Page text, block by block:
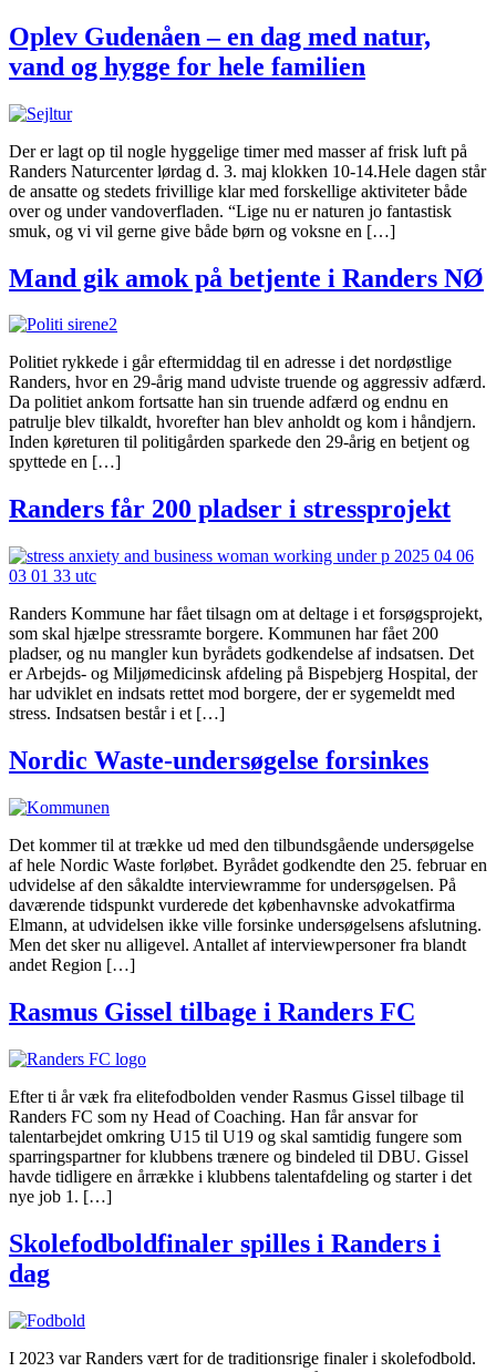
Oplev Gudenåen – en dag med natur,
vand og hygge for hele familien
Der er lagt op til nogle hyggelige timer med masser af frisk luft på
Randers Naturcenter lørdag d. 3. maj klokken 10-14.Hele dagen står
de ansatte og stedets frivillige klar med forskellige aktiviteter både
over og under vandoverfladen. “Lige nu er naturen jo fantastisk
smuk, og vi vil gerne give både børn og voksne en […]
Mand gik amok på betjente i Randers NØ
Politiet rykkede i går eftermiddag til en adresse i det nordøstlige
Randers, hvor en 29-årig mand udviste truende og aggressiv adfærd.
Da politiet ankom fortsatte han sin truende adfærd og endnu en
patrulje blev tilkaldt, hvorefter han blev anholdt og kom i håndjern.
Inden køreturen til politigården sparkede den 29-årig en betjent og
spyttede en […]
Randers får 200 pladser i stressprojekt
Randers Kommune har fået tilsagn om at deltage i et forsøgsprojekt,
som skal hjælpe stressramte borgere. Kommunen har fået 200
pladser, og nu mangler kun byrådets godkendelse af indsatsen. Det
er Arbejds- og Miljømedicinsk afdeling på Bispebjerg Hospital, der
har udviklet en indsats rettet mod borgere, der er sygemeldt med
stress. Indsatsen består i et […]
Nordic Waste-undersøgelse forsinkes
Det kommer til at trække ud med den tilbundsgående undersøgelse
af hele Nordic Waste forløbet. Byrådet godkendte den 25. februar en
udvidelse af den såkaldte interviewramme for undersøgelsen. På
daværende tidspunkt vurderede det københavnske advokatfirma
Elmann, at udvidelsen ikke ville forsinke undersøgelsens afslutning.
Men det sker nu alligevel. Antallet af interviewpersoner fra blandt
andet Region […]
Rasmus Gissel tilbage i Randers FC
Efter ti år væk fra elitefodbolden vender Rasmus Gissel tilbage til
Randers FC som ny Head of Coaching. Han får ansvar for
talentarbejdet omkring U15 til U19 og skal samtidig fungere som
sparringspartner for klubbens trænere og bindeled til DBU. Gissel
havde tidligere en årrække i klubbens talentafdeling og starter i det
nye job 1. […]
Skolefodboldfinaler spilles i Randers i
dag
I 2023 var Randers vært for de traditionsrige finaler i skolefodbold.